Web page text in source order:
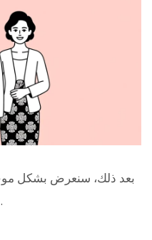
بعد ذلك، سنعرض بشكل
اللغة الإندونيسية واللغة الماليزية.